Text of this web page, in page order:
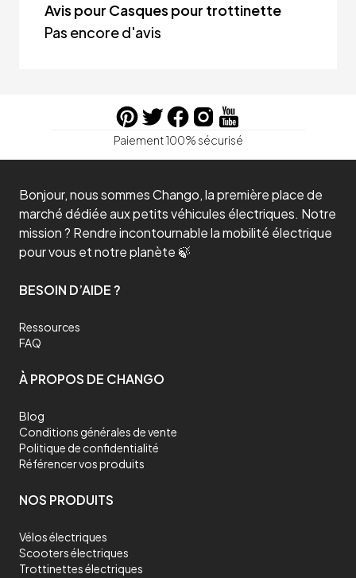
Avis pour Casques pour trottinette
Pas encore d'avis
Paiement 100% sécurisé
Bonjour, nous sommes Chango, la première place de
marché dédiée aux petits véhicules électriques. Notre
mission ? Rendre incontournable la mobilité électrique
pour vous et notre planète 🍃
BESOIN D’AIDE ?
Ressources
FAQ
À PROPOS DE CHANGO
Blog
Conditions générales de vente
Politique de confidentialité
Référencer vos produits
NOS PRODUITS
Vélos électriques
Scooters électriques
Trottinettes électriques